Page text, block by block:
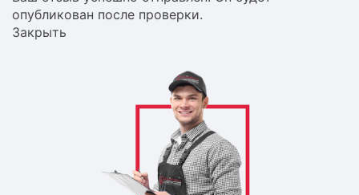
опубликован после проверки.
Закрыть